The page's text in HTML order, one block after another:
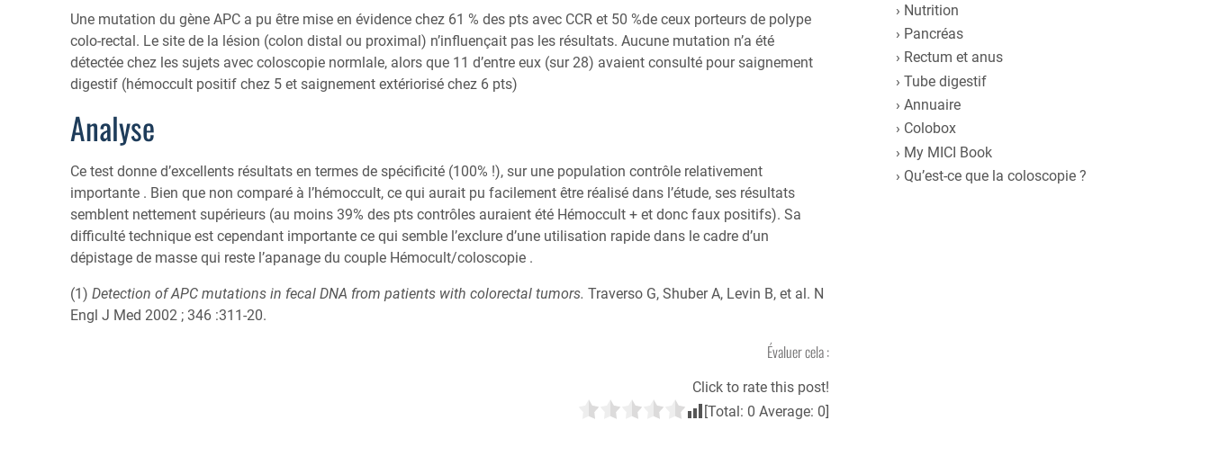
Une mutation du gène APC a pu être mise en évidence chez 61 % des pts avec CCR et 50 %de ceux porteurs de polype
colo-rectal. Le site de la lésion (colon distal ou proximal) n’influençait pas les résultats. Aucune mutation n’a été
détectée chez les sujets avec coloscopie normlale, alors que 11 d’entre eux (sur 28) avaient consulté pour saignement
digestif (hémoccult positif chez 5 et saignement extériorisé chez 6 pts)
Analyse
Ce test donne d’excellents résultats en termes de spécificité (100% !), sur une population contrôle relativement
importante . Bien que non comparé à l’hémoccult, ce qui aurait pu facilement être réalisé dans l’étude, ses résultats
semblent nettement supérieurs (au moins 39% des pts contrôles auraient été Hémoccult + et donc faux positifs). Sa
difficulté technique est cependant importante ce qui semble l’exclure d’une utilisation rapide dans le cadre d’un
dépistage de masse qui reste l’apanage du couple Hémocult/coloscopie .
(1) Detection of APC mutations in fecal DNA from patients with colorectal tumors. Traverso G, Shuber A, Levin B, et al. N
Engl J Med 2002 ; 346 :311-20.
Évaluer cela :
Click to rate this post!
[Total: 0 Average: 0]
Nutrition
Pancréas
Rectum et anus
Tube digestif
Annuaire
Colobox
My MICI Book
Qu’est-ce que la coloscopie ?